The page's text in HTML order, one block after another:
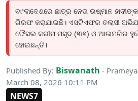
ବାଂଲାଦେଶରେ ଛାତ୍ର ନେତା ଉଷ୍ମାନ
ଗିରଫ କରାଯାଇଛି। ଏସଟିଏଫର ତଲାସୀ
ଫୈସଲ କରୀମ ମସୂଦ (୩୭) ଓ ଆଲମଗିର
ହୋଇଛନ୍ତି।
Published By: Biswanath -
March 08, 2026 10:11 PM
NEWS7